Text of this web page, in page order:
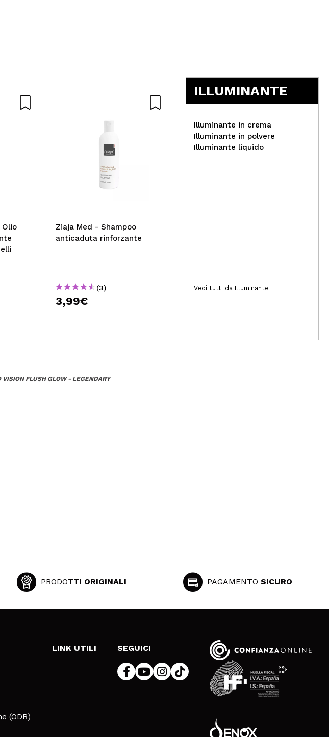
Ziaja Med - Shampoo
anticaduta rinforzante
(3)
3,99€
(4)
ILLUMINANTE
Illuminante in crema
Illuminante in polvere
Illuminante liquido
Vedi tutti da Illuminante
FLUSH GLOW - LEGENDARY
PRODOTTI ORIGINALI PAGAMENTO SICURO
(ODR)
LINK UTILI SEGUICI